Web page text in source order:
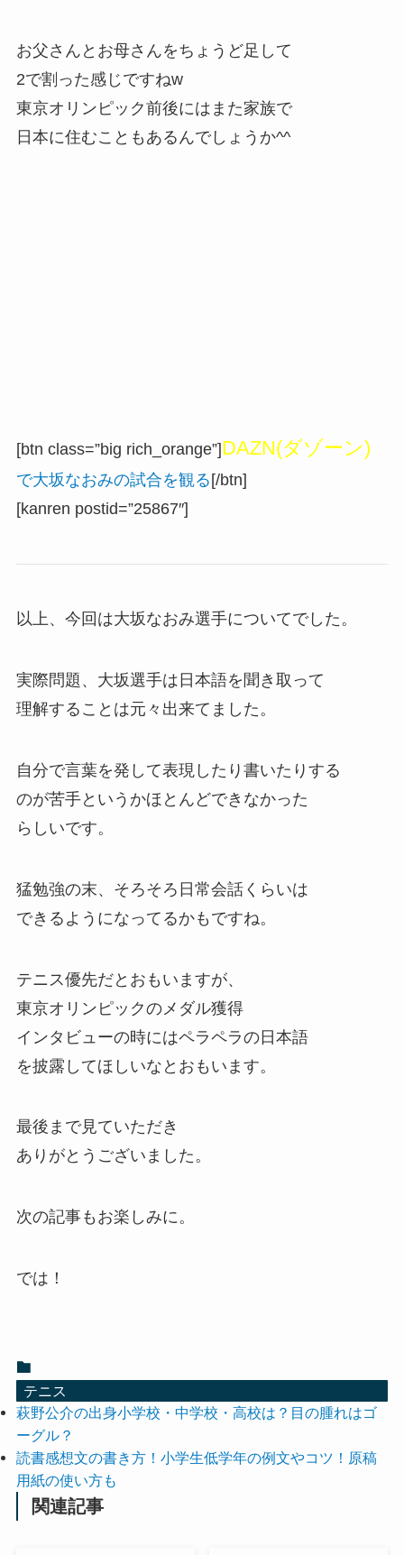
お父さんとお母さんをちょうど足して
2で割った感じですねw
東京オリンピック前後にはまた家族で
日本に住むこともあるんでしょうか^^
[btn class=”big rich_orange”]DAZN(ダゾーン)
で大坂なおみの試合を観る[/btn]
[kanren postid=”25867″]
以上、今回は大坂なおみ選手についてでした。
実際問題、大坂選手は日本語を聞き取って
理解することは元々出来てました。
自分で言葉を発して表現したり書いたりする
のが苦手というかほとんどできなかった
らしいです。
猛勉強の末、そろそろ日常会話くらいは
できるようになってるかもですね。
テニス優先だとおもいますが、
東京オリンピックのメダル獲得
インタビューの時にはペラペラの日本語
を披露してほしいなとおもいます。
最後まで見ていただき
ありがとうございました。
次の記事もお楽しみに。
では！
テニス
萩野公介の出身小学校・中学校・高校は？目の腫れはゴ
ーグル？
読書感想文の書き方！小学生低学年の例文やコツ！原稿
用紙の使い方も
関連記事